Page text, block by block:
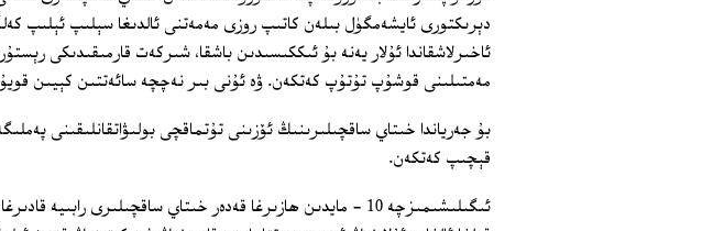
دېرىكتورى ئايشەمگۈل بىلەن كاتىپ روزى مەمەتنى ئالدىغا سېلىپ ئېلىپ
ئاخىرلاشقاندا ئۇلار يەنە بۇ ئىككىسىدىن باشقا، شىركەت قارمىقىدىكى
مەمتىلىنى قوشۇپ تۇتۇپ كەتكەن. ۋە ئۇنى بىر نەچچە سائەتتىن كېيىن
بۇ جەرياندا خىتاي ساقچىلىرىنىڭ ئۆزىنى تۇتماقچى بولىۋاتقانلىقىنى
قېچىپ كەتكەن.
ئىگىلىشىمىزچە 10 - مايدىن ھازىرغا قەدەر خىتاي ساقچىلىرى